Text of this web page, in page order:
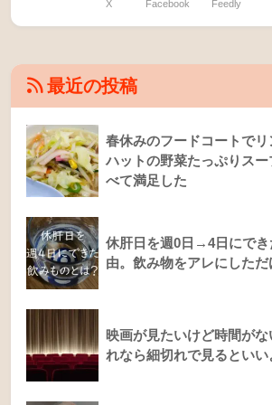
X Facebook Feedly
最近の投稿
春休みのフードコートでリ
ハットの野菜たっぷりスー
べて満足した
休肝日を週0日→4日にでき
由。飲み物をアレにしただ
映画が見たいけど時間がな
れなら細切れで見るといい